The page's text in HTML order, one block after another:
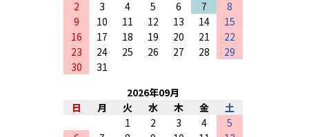
2
3 4 5 6 7
8
9
10 11 12 13 14
15
16
17 18 19 20 21
22
23
24 25 26 27 28
29
30
31
2026年09月
日
月 火 水 木 金
土
1
2 3 4
5